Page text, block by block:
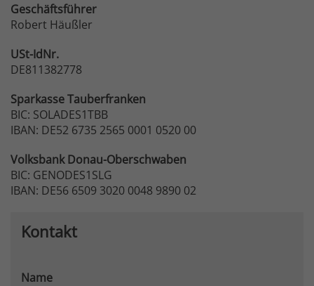
Geschäftsführer
Robert Häußler
USt-IdNr.
DE811382778
SparkasseTauberfranken
BIC: SOLADES1TBB
IBAN: DE52 6735 2565 0001 0520 00
VolksbankDonau-Oberschwaben
BIC: GENODES1SLG
IBAN: DE56 6509 3020 0048 9890 02
Kontakt
Name